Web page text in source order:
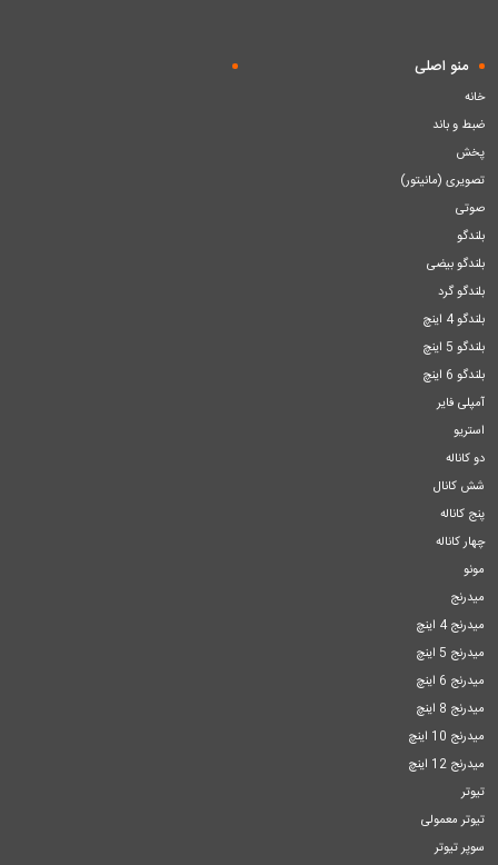
منو اصلی
خانه
ضبط و باند
پخش
تصویری (مانیتور)
صوتی
بلندگو
بلندگو بیضی
بلندگو گرد
بلندگو 4 اینچ
بلندگو 5 اینچ
بلندگو 6 اینچ
آمپلی فایر
استریو
دو کاناله
شش کانال
پنج کاناله
چهار کاناله
مونو
میدرنج
میدرنج 4 اینچ
میدرنج 5 اینچ
میدرنج 6 اینچ
میدرنج 8 اینچ
میدرنج 10 اینچ
میدرنج 12 اینچ
تیوتر
تیوتر معمولی
سوپر تیوتر